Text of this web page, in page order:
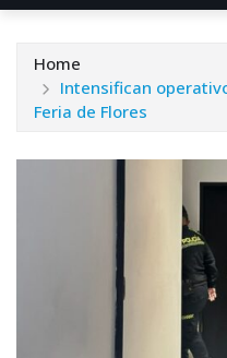
Home
Intensifican
Feria de Flores